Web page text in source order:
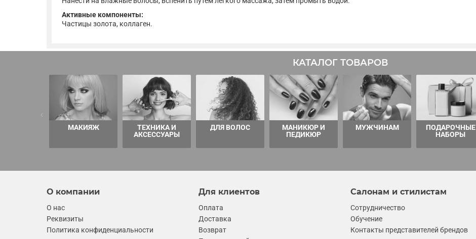
Активные компоненты:
Частицы золота, коллаген.
КАТАЛОГ ТОВАРОВ
МАКИЯЖ
ТЕХНИКА И
АКСЕССУАРЫ
ДЛЯ ВОЛОС
МАНИКЮР И
ПЕДИКЮР
МУЖЧИНАМ
ПОДАРОЧНЫЕ
НАБОРЫ
О компании
О нас
Реквизиты
Политика конфиденциальности
Для клиентов
Оплата
Доставка
Возврат
Салонам и стилистам
Сотрудничество
Обучение
Контакты представителей брендов